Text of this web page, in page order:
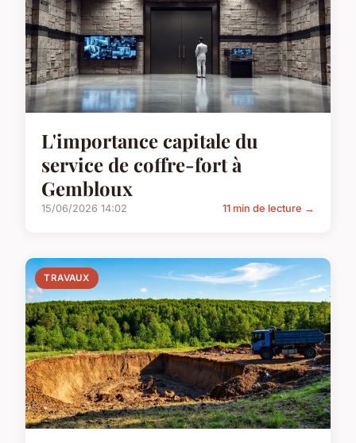
L'importance capitale du
service de coffre-fort à
Gembloux
15/06/2026 14:02 11 min de lecture →
TRAVAUX